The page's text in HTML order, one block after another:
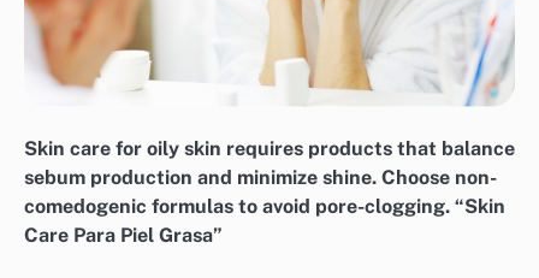
Skin care for oily skin requires products that balance
sebum production and minimize shine. Choose non-
comedogenic formulas to avoid pore-clogging. “Skin
Care Para Piel Grasa”